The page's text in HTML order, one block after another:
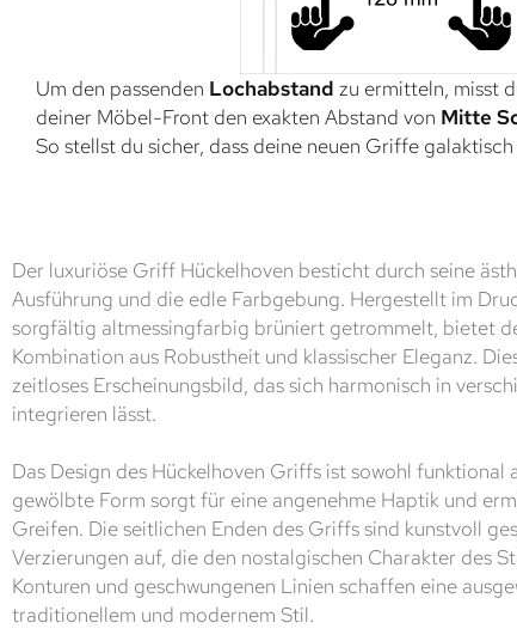
Um den passenden Lochabstand zu ermitteln, misst
deiner Möbel-Front den exakten Abstand von Mitte
So stellst du sicher, dass deine neuen Griffe galaktisch
Der luxuriöse Griff Hückelhoven besticht durch seine
Ausführung und die edle Farbgebung. Hergestellt im
sorgfältig altmessingfarbig brüniert getrommelt, bietet
Kombination aus Robustheit und klassischer Eleganz.
zeitloses Erscheinungsbild, das sich harmonisch in
integrieren lässt.
Das Design des Hückelhoven Griffs ist sowohl funktional
gewölbte Form sorgt für eine angenehme Haptik und
Greifen. Die seitlichen Enden des Griffs sind kunstvoll
Verzierungen auf, die den nostalgischen Charakter des
Konturen und geschwungenen Linien schaffen eine
traditionellem und modernem Stil.